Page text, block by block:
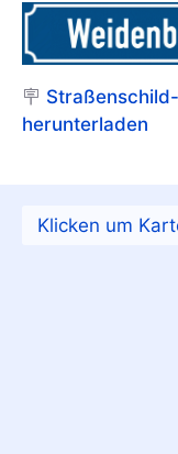
🪧
herunterladen